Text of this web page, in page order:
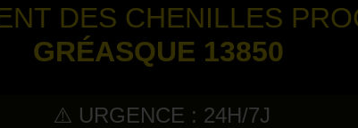
DES CHENILLES
GRÉASQUE 13850
⚠️ URGENCE : 24H/7J